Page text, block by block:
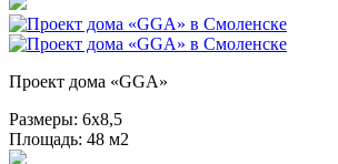
Проект дома «GGA»
Размеры: 6х8,5
Площадь: 48 м2